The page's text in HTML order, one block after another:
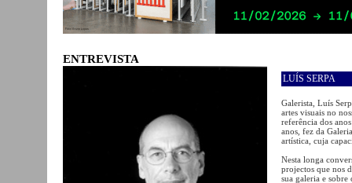
ENTREVISTA
LUÍS SERPA
Galerista, Luís
artes visuais no
referência dos
anos, fez da
artística, cuja
Nesta longa
projectos que nos
sua galeria e